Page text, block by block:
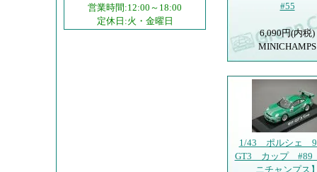
営業時間:12:00～18:00
定休日:火・金曜日
#55
6,090円(内税)
MINICHAMPS
1/43 ポルシェ
GT3 カップ #89
ニチャンプス